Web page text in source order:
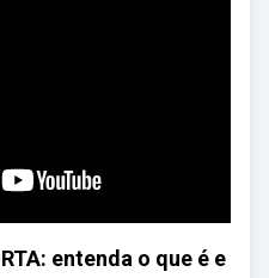
entenda o que é e